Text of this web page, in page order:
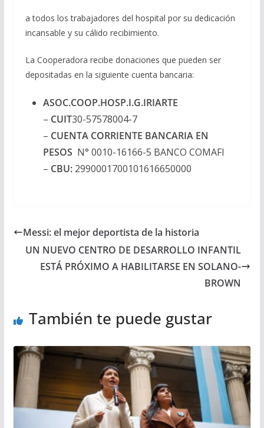
a todos los trabajadores del hospital por su dedicación
incansable y su cálido recibimiento.
La Cooperadora recibe donaciones que pueden ser
depositadas en la siguiente cuenta bancaria:
ASOC.COOP.HOSP.I.G.IRIARTE
– CUIT30-57578004-7
– CUENTA CORRIENTE BANCARIA EN
PESOS N° 0010-16166-5 BANCO COMAFI
– CBU:2990001700101616650000
Messi: el mejor deportista de la historia
UN NUEVO CENTRO DE DESARROLLO INFANTIL
ESTÁ PRÓXIMO A HABILITARSE EN SOLANO-
BROWN
También te puede gustar